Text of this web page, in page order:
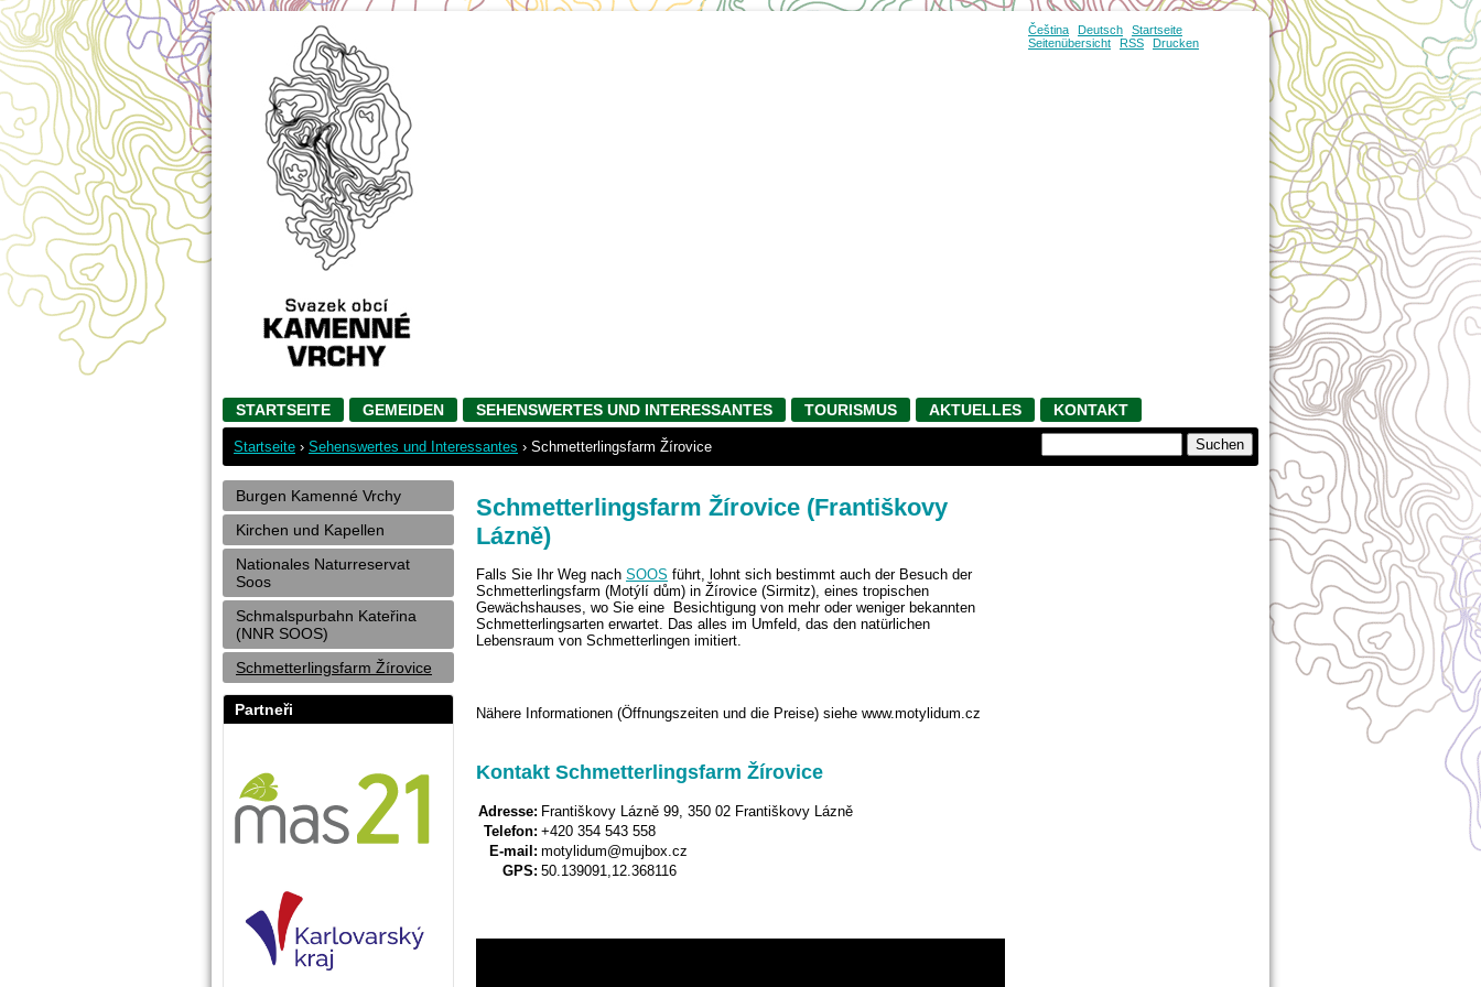
STARTSEITE GEMEIDEN SEHENSWERTES UND INTERESSANTES TOURISMUS AKTUELLES KONTAKT
Startseite › Sehenswertes und Interessantes › Schmetterlingsfarm Žírovice
Schmetterlingsfarm Žírovice (Františkovy
Lázně)
Falls Sie Ihr Weg nach SOOS führt, lohnt sich bestimmt auch der Besuch der
Schmetterlingsfarm (Motýlí dům) in Žírovice (Sirmitz), eines tropischen
Gewächshauses, wo Sie eine Besichtigung von mehr oder weniger bekannten
Schmetterlingsarten erwartet. Das alles im Umfeld, das den natürlichen
Lebensraum von Schmetterlingen imitiert.
Nähere Informationen (Öffnungszeiten und die Preise) siehe www.motylidum.cz
Kontakt Schmetterlingsfarm Žírovice
Adresse: Františkovy Lázně 99, 350 02 Františkovy Lázně
Telefon: +420 354 543 558
E-mail: motylidum@mujbox.cz
GPS: 50.139091,12.368116
Burgen Kamenné Vrchy
Kirchen und Kapellen
Nationales Naturreservat
Soos
Schmalspurbahn Kateřina
(NNR SOOS)
Schmetterlingsfarm Žírovice
Partneři
Čeština Deutsch
Startseite
Seitenübersicht
RSS Drucken